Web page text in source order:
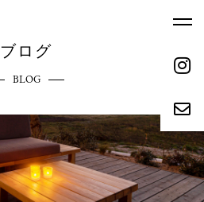
エクステリアへのこだわり
COMMITMENT
ブログ
BLOG